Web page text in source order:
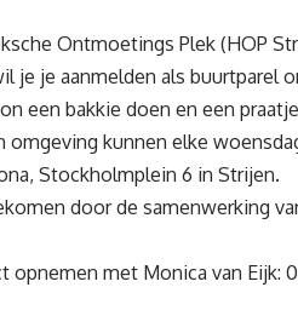
Ontmoetings Plek (HOP
je je aanmelden als buurtparel
een bakkie doen en een
kunnen elke
Stockholmplein 6 in Strijen.
door de samenwerking
met Monica van Eijk: